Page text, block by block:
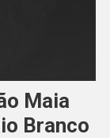
Maia
Branco